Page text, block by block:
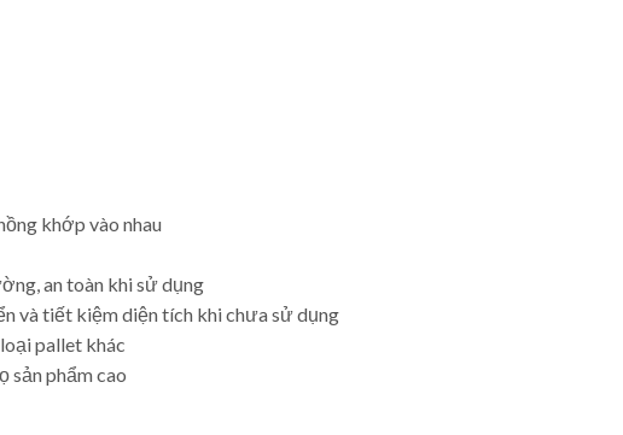
khớp vào nhau
an toàn khi sử dụng
và tiết kiệm diện tích khi chưa sử dụng
pallet khác
sản phẩm cao